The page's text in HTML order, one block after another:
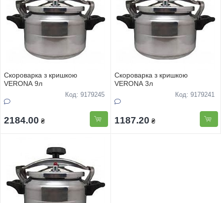
Скороварка з кришкою
VERONA 9л
Код: 9179245
2184.00 ₴
Скороварка з кришкою
VERONA 3л
Код: 9179241
1187.20 ₴